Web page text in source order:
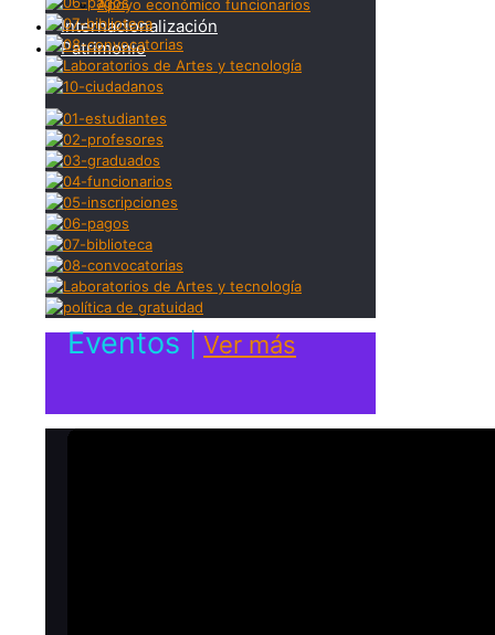
Apoyo económico funcionarios
Internacionalización
Patrimonio
Eventos Ver más